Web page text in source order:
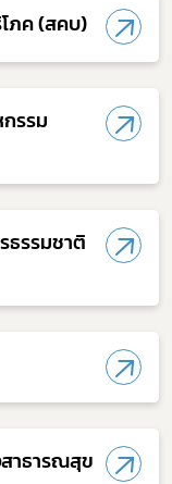
ภค (สคบ)
รรม
ธรรมชาติ
าธารณสุข